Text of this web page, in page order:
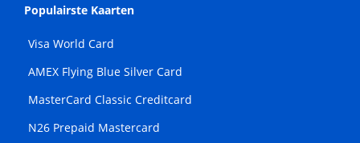
Populairste Kaarten
Visa World Card
AMEX Flying Blue Silver Card
MasterCard Classic Creditcard
N26 Prepaid Mastercard